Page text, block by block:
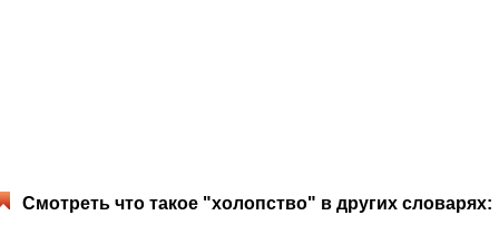
Смотреть что такое "холопство" в других словарях: